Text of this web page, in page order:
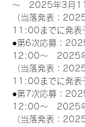
～　2025年3月
（当落発表：
11:00までに発表
●第6次応募：
12:00～　2025
（当落発表：
11:00までに発表
●第7次応募：
12:00～　2025
（当落発表：